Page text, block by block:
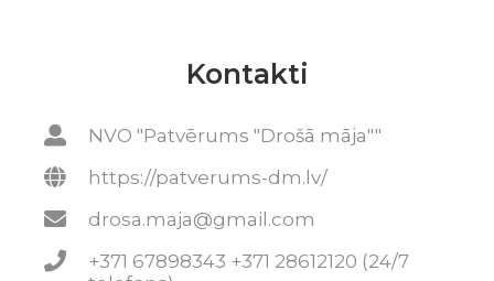
Kontakti
NVO "Patvērums "Drošā māja""
https://patverums-dm.lv/
drosa.maja@gmail.com
+371 67898343 +371 28612120 (24/7